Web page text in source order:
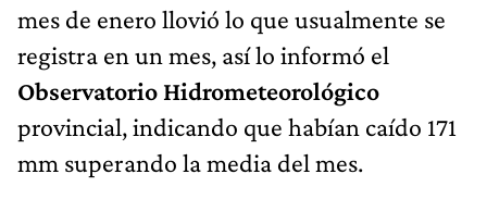
mes de enero llovió lo que usualmente se
registra en un mes, así lo informó el
Observatorio Hidrometeorológico
provincial, indicando que habían caído 171
mm superando la media del mes.